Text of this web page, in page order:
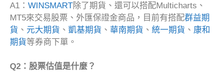
A1： WINSMART除了期貨、還可以搭配Multicharts、
MT5來交易股票、外匯保證金商品，目前有搭配群益期
貨 、 元大期貨 、 凱基期貨 、 華南期貨 、 統一期貨 、 康和
期貨等券商下單。
Q2：股票估值是什麼？